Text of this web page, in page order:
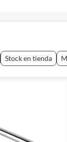
Stock en tienda